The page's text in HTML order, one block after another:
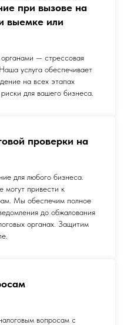
при вызове на
выемке или
— стрессовая
услуга обеспечивает
на всех этапах
для вашего бизнеса.
проверки на
для любого бизнеса.
могут привести к
Мы обеспечим полное
до обжалования
органах. Защитим
вопросам с